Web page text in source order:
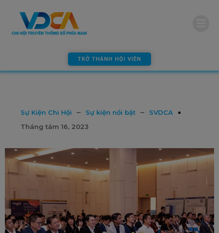
TRỞ THÀNH HỘI VIÊN
Sự Kiện Chi Hội – Sự kiện nổi bật –
SVDCA
Tháng tám 16, 2023